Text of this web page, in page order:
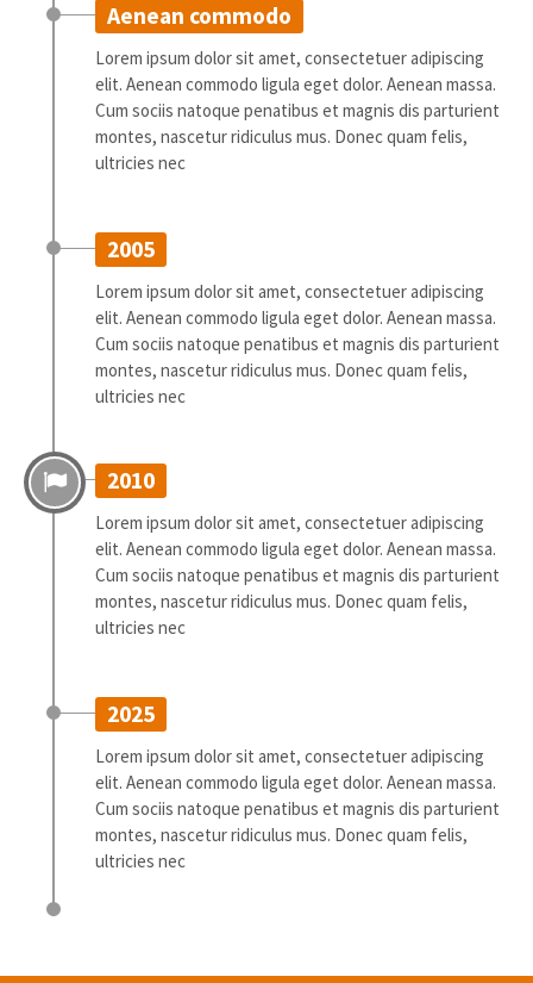
ridiculus mus. Donec quam felis, ultricies nec.
Aenean commodo
Lorem ipsum dolor sit amet, consectetuer adipiscing
elit. Aenean commodo ligula eget dolor. Aenean massa.
Cum sociis natoque penatibus et magnis dis parturient
montes, nascetur ridiculus mus. Donec quam felis,
ultricies nec
2005
Lorem ipsum dolor sit amet, consectetuer adipiscing
elit. Aenean commodo ligula eget dolor. Aenean massa.
Cum sociis natoque penatibus et magnis dis parturient
montes, nascetur ridiculus mus. Donec quam felis,
ultricies nec
2010
Lorem ipsum dolor sit amet, consectetuer adipiscing
elit. Aenean commodo ligula eget dolor. Aenean massa.
Cum sociis natoque penatibus et magnis dis parturient
montes, nascetur ridiculus mus. Donec quam felis,
ultricies nec
2025
Lorem ipsum dolor sit amet, consectetuer adipiscing
elit. Aenean commodo ligula eget dolor. Aenean massa.
Cum sociis natoque penatibus et magnis dis parturient
montes, nascetur ridiculus mus. Donec quam felis,
ultricies nec